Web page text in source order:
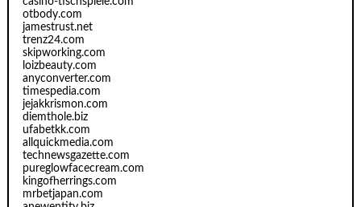
otbody.com
jamestrust.net
trenz24.com
skipworking.com
loizbeauty.com
anyconverter.com
timespedia.com
jejakkrismon.com
diemthole.biz
ufabetkk.com
allquickmedia.com
technewsgazette.com
pureglowfacecream.com
kingofherrings.com
mrbetjapan.com